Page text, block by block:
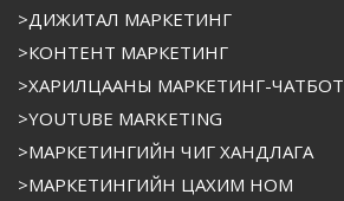
>ДИЖИТАЛ МАРКЕТИНГ
>КОНТЕНТ МАРКЕТИНГ
>ХАРИЛЦААНЫ МАРКЕТИНГ-ЧАТБОТ
>YOUTUBE MARKETING
>МАРКЕТИНГИЙН ЧИГ ХАНДЛАГА
>МАРКЕТИНГИЙН ЦАХИМ НОМ